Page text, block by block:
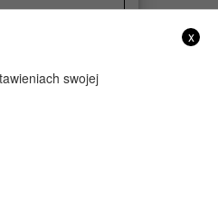
x
swojej